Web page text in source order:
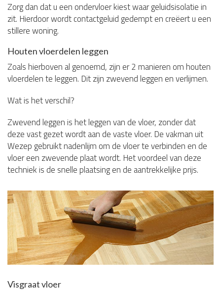
Zorg dan dat u een ondervloer kiest waar geluidsisolatie in
zit. Hierdoor wordt contactgeluid gedempt en creëert u een
stillere woning.
Houten vloerdelen leggen
Zoals hierboven al genoemd, zijn er 2 manieren om houten
vloerdelen te leggen. Dit zijn zwevend leggen en verlijmen.
Wat is het verschil?
Zwevend leggen is het leggen van de vloer, zonder dat
deze vast gezet wordt aan de vaste vloer. De vakman uit
Wezep gebruikt nadenlijm om de vloer te verbinden en de
vloer een zwevende plaat wordt. Het voordeel van deze
techniek is de snelle plaatsing en de aantrekkelijke prijs.
Visgraat vloer